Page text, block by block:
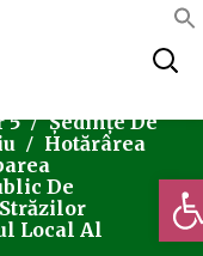
5
Ședințe De
Hotărârea
De
Local Al